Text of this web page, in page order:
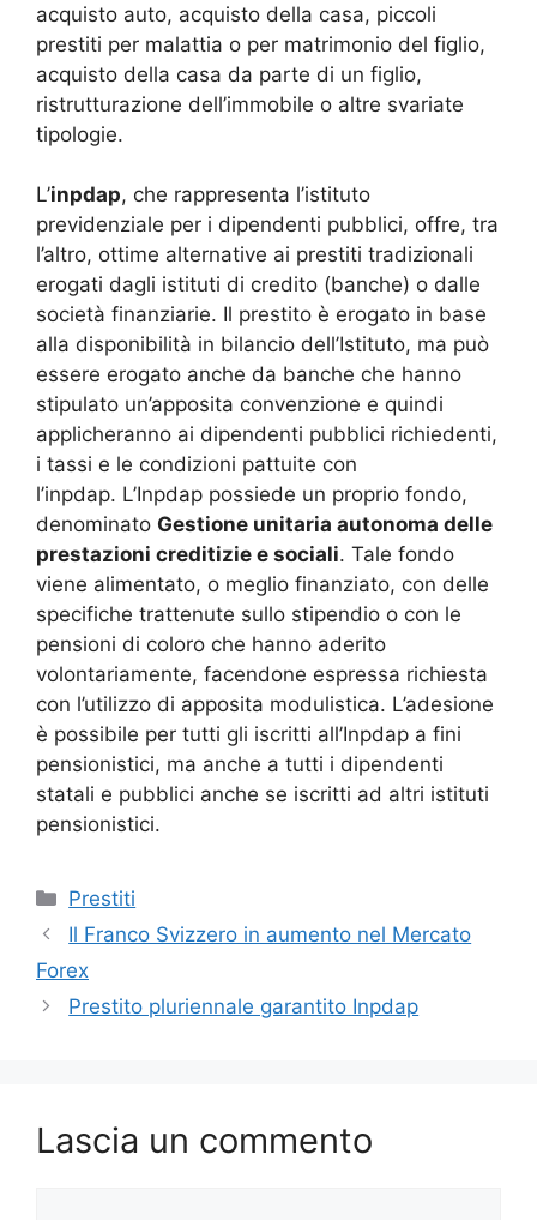
acquisto auto, acquisto della casa, piccoli
prestiti per malattia o per matrimonio del figlio,
acquisto della casa da parte di un figlio,
ristrutturazione dell’immobile o altre svariate
tipologie.
L’inpdap, che rappresenta l’istituto
previdenziale per i dipendenti pubblici, offre, tra
l’altro, ottime alternative ai prestiti tradizionali
erogati dagli istituti di credito (banche) o dalle
società finanziarie. Il prestito è erogato in base
alla disponibilità in bilancio dell’Istituto, ma può
essere erogato anche da banche che hanno
stipulato un’apposita convenzione e quindi
applicheranno ai dipendenti pubblici richiedenti,
i tassi e le condizioni pattuite con
l’inpdap. L’Inpdap possiede un proprio fondo,
denominato Gestione unitaria autonoma delle
prestazioni creditizie e sociali. Tale fondo
viene alimentato, o meglio finanziato, con delle
specifiche trattenute sullo stipendio o con le
pensioni di coloro che hanno aderito
volontariamente, facendone espressa richiesta
con l’utilizzo di apposita modulistica. L’adesione
è possibile per tutti gli iscritti all’Inpdap a fini
pensionistici, ma anche a tutti i dipendenti
statali e pubblici anche se iscritti ad altri istituti
pensionistici.
Categorie
Prestiti
Il Franco Svizzero in aumento nel Mercato
Forex
Prestito pluriennale garantito Inpdap
Lascia un commento